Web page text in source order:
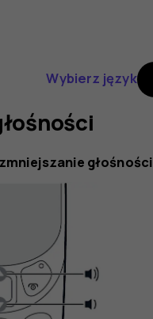
Wybierz język
głośności